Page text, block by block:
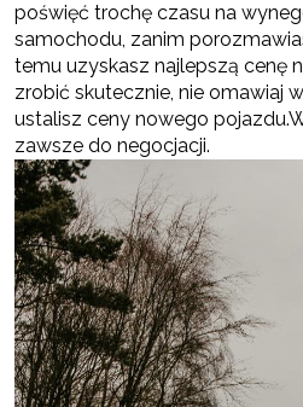
poświęć trochę czasu na
samochodu, zanim
temu uzyskasz najlepszą cenę
zrobić skutecznie, nie omawiaj
ustalisz ceny nowego
zawsze do negocjacji.